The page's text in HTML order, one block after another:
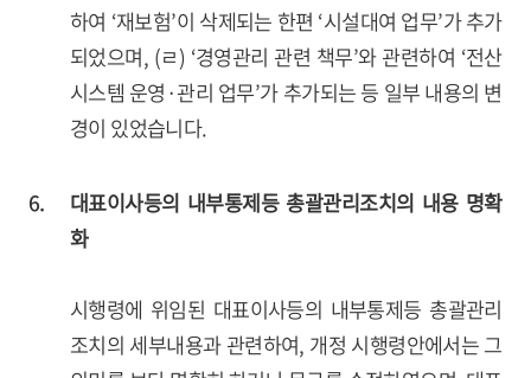
하여 ‘재보험’이 삭제되는 한편 ‘시설대여 업무’가 추가
되었으며, (ㄹ) ‘경영관리 관련 책무’와 관련하여 ‘전산
시스템 운영·관리 업무’가 추가되는 등 일부 내용의 변
경이 있었습니다.
6.
대표이사등의 내부통제등 총괄관리조치의 내용 명확
화
시행령에 위임된 대표이사등의 내부통제등 총괄관리
조치의 세부내용과 관련하여, 개정 시행령안에서는 그